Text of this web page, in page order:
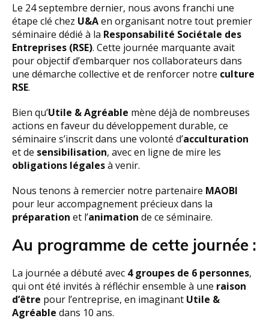
Le 24 septembre dernier, nous avons franchi une
étape clé chez U&Aen organisant notre tout premier
séminaire dédié à la Responsabilité Sociétale des
Entreprises (RSE). Cette journée marquante avait
pour objectif d’embarquer nos collaborateurs dans
une démarche collective et de renforcer notre culture
RSE.
Bien qu’Utile & Agréable mène déjà de nombreuses
actions en faveur du développement durable, ce
séminaire s’inscrit dans une volonté d’acculturation
et de sensibilisation, avec en ligne de mire les
obligations légalesà venir.
Nous tenons à remercier notre partenaire MAOBI
pour leur accompagnement précieux dans la
préparation et l’animation de ce séminaire.
Au programme de cette journée :
La journée a débuté avec 4 groupes de 6 personnes,
qui ont été invités à réfléchir ensemble à une raison
d’être pour l’entreprise, en imaginant Utile &
Agréable dans 10 ans.